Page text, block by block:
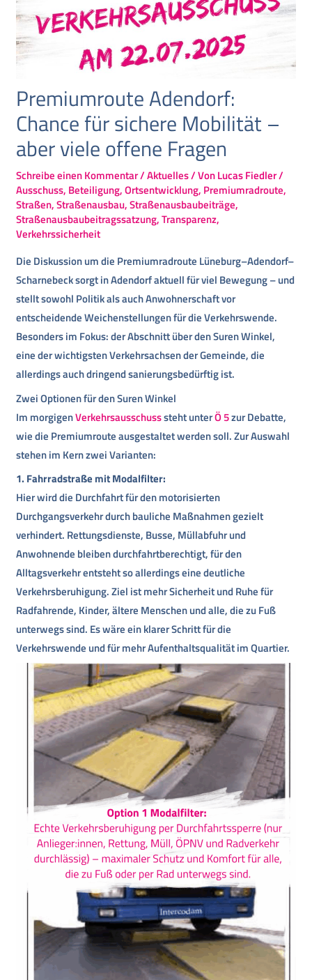
Premiumroute Adendorf:
Chance für sichere Mobilität –
aber viele offene Fragen
Schreibe einen Kommentar/Aktuelles/ VonLucas Fiedler/
Ausschuss, Beteiligung,Ortsentwicklung, Premiumradroute,
Straßen,Straßenausbau,Straßenausbaubeiträge,
Straßenausbaubeitragssatzung,Transparenz,
Verkehrssicherheit
Die Diskussion um die Premiumradroute Lüneburg–Adendorf–
Scharnebeck sorgt in Adendorf aktuell für viel Bewegung – und
stellt sowohl Politik als auch Anwohnerschaft vor
entscheidende Weichenstellungen für die Verkehrswende.
Besonders im Fokus: der Abschnitt über den Suren Winkel,
eine der wichtigsten Verkehrsachsen der Gemeinde, die
allerdings auch dringend sanierungsbedürftig ist.
Zwei Optionen für den Suren Winkel
Im morgigenVerkehrsausschusssteht unterÖ 5zur Debatte,
wie die Premiumroute ausgestaltet werden soll. Zur Auswahl
stehen im Kern zwei Varianten:
1. Fahrradstraße mit Modalfilter:
Hier wird die Durchfahrt für den motorisierten
Durchgangsverkehr durch bauliche Maßnahmen gezielt
verhindert. Rettungsdienste, Busse, Müllabfuhr und
Anwohnende bleiben durchfahrtberechtigt, für den
Alltagsverkehr entsteht so allerdings eine deutliche
Verkehrsberuhigung. Ziel ist mehr Sicherheit und Ruhe für
Radfahrende, Kinder, ältere Menschen und alle, die zu Fuß
unterwegs sind. Es wäre ein klarer Schritt für die
Verkehrswende und für mehr Aufenthaltsqualität im Quartier.